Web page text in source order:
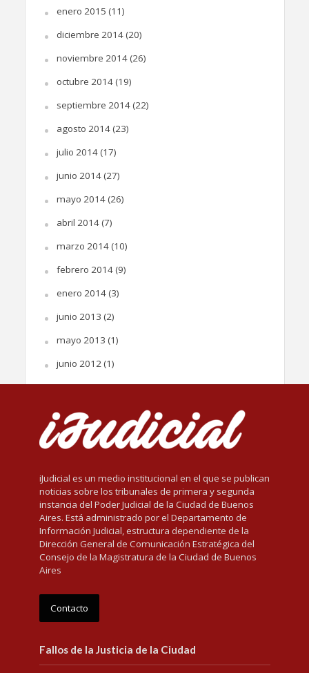
enero 2015 (11)
diciembre 2014(20)
noviembre 2014(26)
octubre 2014(19)
septiembre 2014(22)
agosto 2014(23)
julio 2014(17)
junio 2014(27)
mayo 2014(26)
abril 2014(7)
marzo 2014(10)
febrero 2014(9)
enero 2014(3)
junio 2013 (2)
mayo 2013 (1)
junio 2012(1)
iJudicial es un medio institucional en el que se publican
noticias sobre los tribunales de primera y segunda
instancia del Poder Judicial de la Ciudad de Buenos
Aires. Está administrado por el Departamento de
Información Judicial, estructura dependiente de la
Dirección General de Comunicación Estratégica del
Consejo de la Magistratura de la Ciudad de Buenos
Aires
Contacto
Fallos de la Justicia de la Ciudad